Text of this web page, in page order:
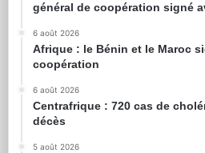
général de coopération signé
6 août 2026
Afrique : le Bénin et le Maroc
coopération
6 août 2026
Centrafrique : 720 cas de
décès
5 août 2026